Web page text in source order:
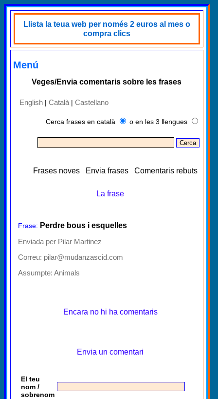
Llista la teua web per només 2 euros al mes o
compra clics
Menú
Veges/Envia comentaris sobre les frases
English | Català | Castellano
Cerca frases en català o en les 3 llengues
Frases noves Envia frases Comentaris rebuts
La frase
Frase: Perdre bous i esquelles
Enviada per Pilar Martinez
Correu: pilar@mudanzascid.com
Assumpte: Animals
Encara no hi ha comentaris
Envia un comentari
El teu
nom /
sobrenom